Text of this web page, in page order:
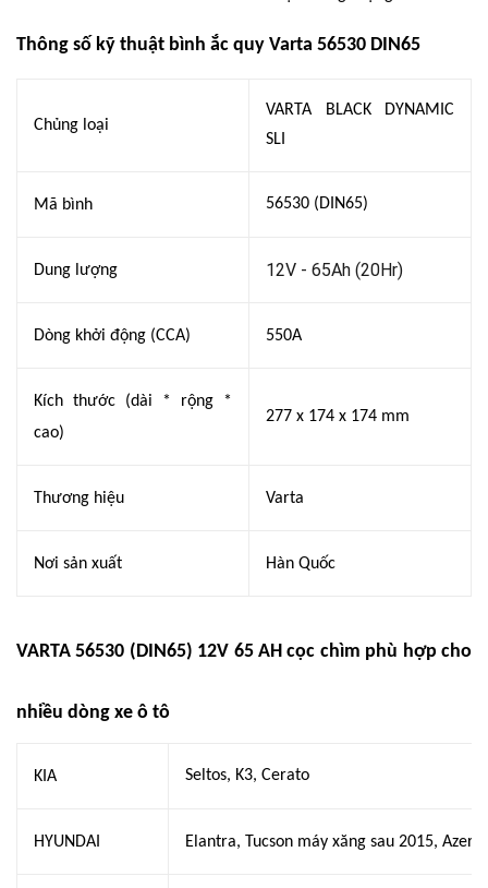
Thông số kỹ thuật bình ắc quy Varta 56530 DIN65
Chủng loại
VARTA BLACK DYNAMIC
SLI
Mã bình 56530 (DIN65)
Dung lượng 12V - 65Ah (20Hr)
Dòng khởi động (CCA) 550A
Kích thước (dài * rộng *
cao)
277 x 174 x 174 mm
Thương hiệu Varta
Nơi sản xuất Hàn Quốc
VARTA 56530 (DIN65) 12V 65 AH cọc chìm phù hợp cho
nhiều dòng xe ô tô
KIA Seltos, K3, Cerato
HYUNDAI Elantra, Tucson máy xăng sau 2015,